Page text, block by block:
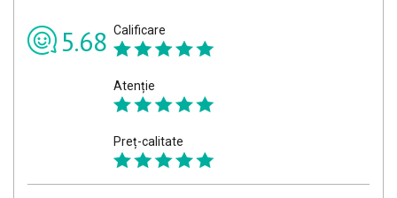
5.68 Calificare
Atenție
Preț-calitate